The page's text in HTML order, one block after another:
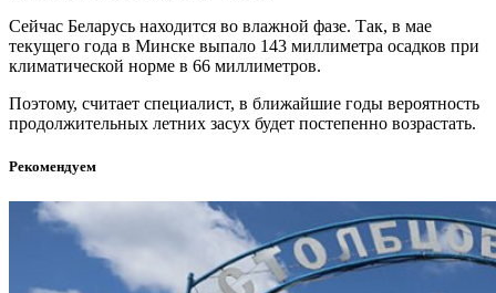
Сейчас Беларусь находится во влажной фазе. Так, в мае
текущего года в Минске выпало 143 миллиметра осадков при
климатической норме в 66 миллиметров.
Поэтому, считает специалист, в ближайшие годы вероятность
продолжительных летних засух будет постепенно возрастать.
Рекомендуем